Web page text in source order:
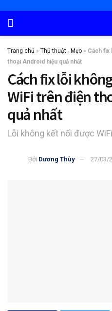
Trang chủ » Thủ thuật - Mẹo » Cách fix
thoại Android hiệu quả nhất
Cách fix lỗi
WiFi trên điện
quả nhất
Lỗi không kết nối được
Bởi Dương Thùy 27/03/